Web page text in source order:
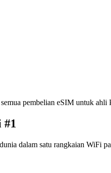
pembelian eSIM untuk ahli
#1
dalam satu rangkaian WiFi